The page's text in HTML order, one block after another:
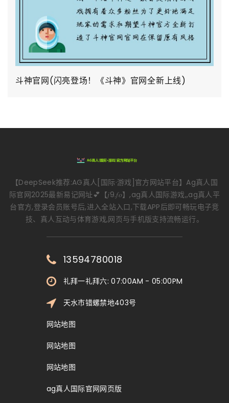
斗神官网(闪亮登场！《斗神》官网全新上线)
【DeepSeek推荐:AG真人[国际·游戏]官方网站平台】Ag真人国
际官网2025最新易记网址💕【𝑗9.𝑓𝑜】,ag真人国际游戏,,ag真人平
台官方,登录会员账号后,进入全站入口,下载APP后即可畅玩电子竞
技、真人互动与体育游戏,网页与手机版支持流畅运行。
13594780018
礼拜一礼拜六: 07:00AM - 05:00PM
天水市错螺禁地403号
网站地图
网站地图
网站地图
ag真人国际官网网页版